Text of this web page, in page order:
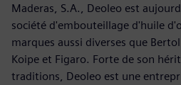
Maderas, S.A., Deoleo est
société d'embouteillage d'huile
marques aussi diverses que
Koipe et Figaro. Forte de son
traditions, Deoleo est une